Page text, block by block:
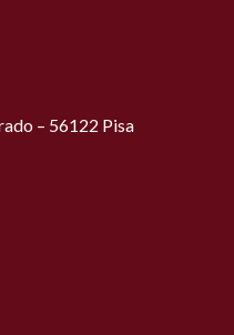
– 56122 Pisa